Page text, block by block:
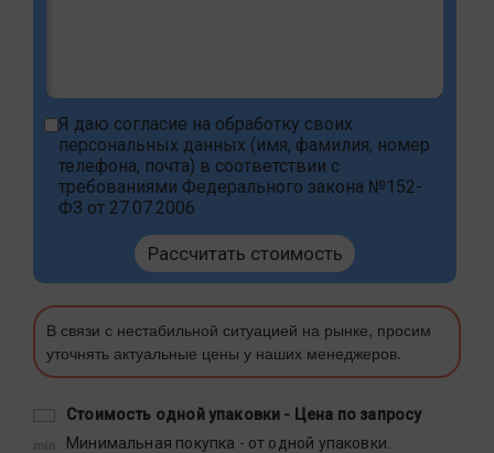
Я даю согласие на обработку своих
персональных данных (имя, фамилия, номер
телефона, почта) в соответствии с
требованиями Федерального закона №152-
ФЗ от 27.07.2006
Рассчитать стоимость
В связи с нестабильной ситуацией на рынке, просим
уточнять актуальные цены у наших менеджеров.
Стоимость одной упаковки - Цена по запросу
Минимальная покупка - от одной упаковки.